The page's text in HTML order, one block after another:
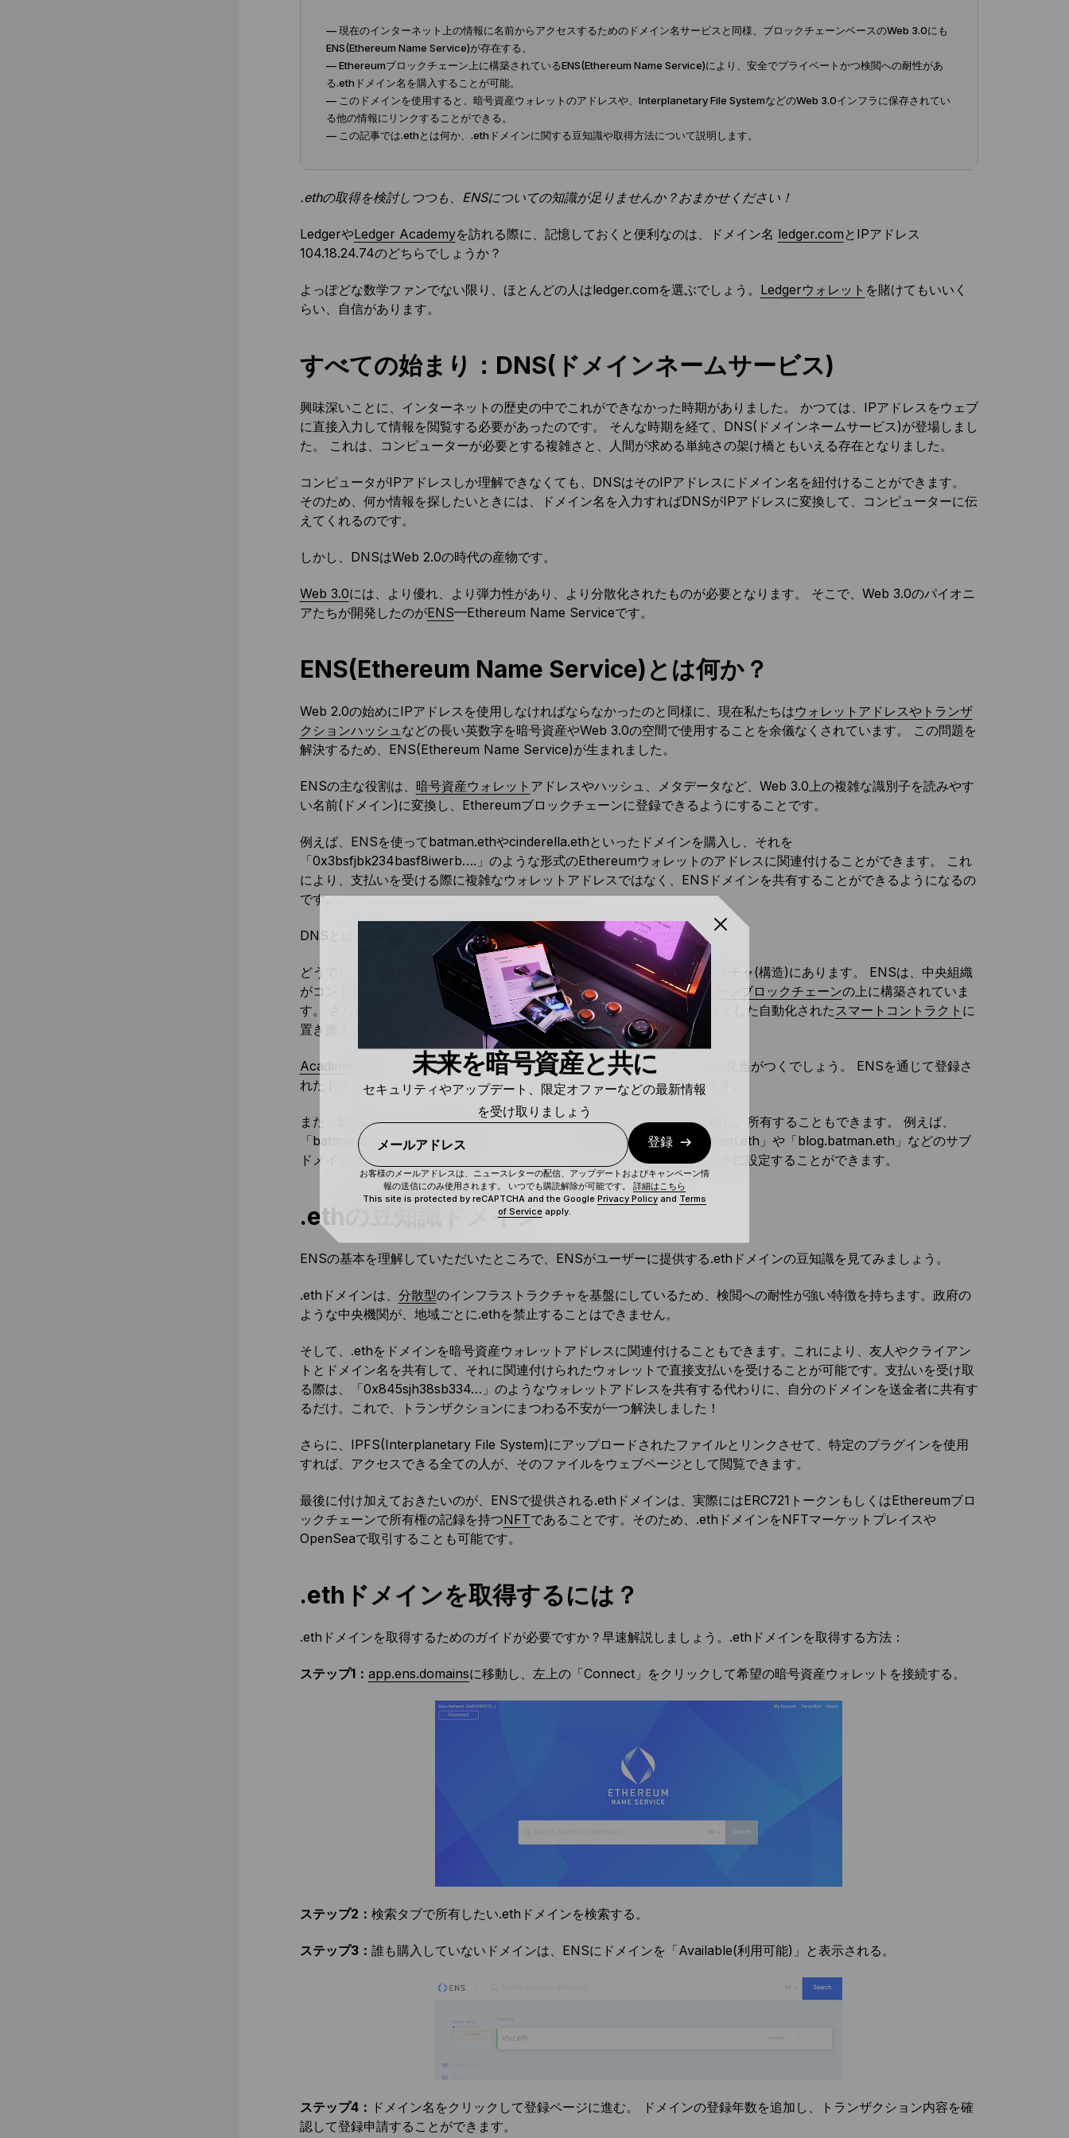
— 現在のインターネット上の情報に名前からアクセスするためのドメイン名サービスと同様、ブロックチェーンベースのWeb 3.0にも
ENS(Ethereum Name Service)が存在する。
— Ethereumブロックチェーン上に構築されているENS(Ethereum Name Service)により、安全でプライベートかつ検閲への耐性があ
る.ethドメイン名を購入することが可能。
— このドメインを使用すると、暗号資産ウォレットのアドレスや、Interplanetary File SystemなどのWeb 3.0インフラに保存されてい
る他の情報にリンクすることができる。
— この記事では.ethとは何か、.ethドメインに関する豆知識や取得方法について説明します。
.ethの取得を検討しつつも、ENSについての知識が足りませんか？おまかせください！
LedgerやLedger Academyを訪れる際に、記憶しておくと便利なのは、ドメイン名 ledger.com とIPアドレス
104.18.24.74のどちらでしょうか？
よっぽどな数学ファンでない限り、ほとんどの人はledger.comを選ぶでしょう。 Ledgerウォレット を賭けてもいいく
らい、自信があります。
すべての始まり：DNS(ドメインネームサービス)
興味深いことに、インターネットの歴史の中でこれができなかった時期がありました。 かつては、IPアドレスをウェブ
に直接入力して情報を閲覧する必要があったのです。 そんな時期を経て、DNS(ドメインネームサービス)が登場しまし
た。 これは、コンピューターが必要とする複雑さと、人間が求める単純さの架け橋ともいえる存在となりました。
コンピュータがIPアドレスしか理解できなくても、DNSはそのIPアドレスにドメイン名を紐付けることができます。
そのため、何か情報を探したいときには、ドメイン名を入力すればDNSがIPアドレスに変換して、コンピューターに伝
えてくれるのです。
しかし、DNSはWeb 2.0の時代の産物です。
Web 3.0には、より優れ、より弾力性があり、より分散化されたものが必要となります。 そこで、Web 3.0のパイオニ
アたちが開発したのがENS—Ethereum Name Serviceです。
ENS(Ethereum Name Service)とは何か？
Web 2.0の始めにIPアドレスを使用しなければならなかったのと同様に、現在私たちはウォレットアドレスやトランザ
クションハッシュなどの長い英数字を暗号資産やWeb 3.0の空間で使用することを余儀なくされています。 この問題を
解決するため、ENS(Ethereum Name Service)が生まれました。
ENSの主な役割は、 暗号資産ウォレット アドレスやハッシュ、メタデータなど、Web 3.0上の複雑な識別子を読みやす
い名前(ドメイン)に変換し、Ethereumブロックチェーンに登録できるようにすることです。
例えば、ENSを使ってbatman.ethやcinderella.ethといったドメインを購入し、それを
「0x3bsfjbk234basf8iwerb….」のような形式のEthereumウォレットのアドレスに関連付けることができます。 これ
により、支払いを受ける際に複雑なウォレットアドレスではなく、ENSドメインを共有することができるようになるの
です。
DNSとほとんど変わらない仕組みに思えませんか？
どうでしょうか。 ただし、ENSとDNSの違いは、その基本的なアーキテクチャ(構造)にあります。 ENSは、中央組織
がコントロールしない分散型ネットワークであるEthereumブロックチェーンブロックチェーンの上に構築されていま
す。 さらに、ENSは手動で操作・管理するシステムを、Ethereumベースとした自動化されたスマートコントラクト に
置き換えます。
Academy
の記事をお読みになった方は、それがどんな違いを引き起こすか見当がつくでしょう。 ENSを通じて登録さ
れたドメインは、よりプライベートで安全、かつ検閲に強いものとなります。
また、ENSのドメインを所有することで、そのサブドメインを簡単に作成し、所有することもできます。 例えば、
「batman.eth」を所有していたとしましょう。その場合、「donate.batman.eth」や「blog.batman.eth」などのサブ
ドメインを作成し、寄付の受付やバットマンの日々のブログを共有するように設定することができます。
.ethの豆知識ドメイン
ENSの基本を理解していただいたところで、ENSがユーザーに提供する.ethドメインの豆知識を見てみましょう。
.ethドメインは、 分散型のインフラストラクチャを基盤にしているため、検閲への耐性が強い特徴を持ちます。政府の
ような中央機関が、地域ごとに.ethを禁止することはできません。
そして、.ethをドメインを暗号資産ウォレットアドレスに関連付けることもできます。これにより、友人やクライアン
トとドメイン名を共有して、それに関連付けられたウォレットで直接支払いを受けることが可能です。支払いを受け取
る際は、「0x845sjh38sb334…」のようなウォレットアドレスを共有する代わりに、自分のドメインを送金者に共有す
るだけ。これで、トランザクションにまつわる不安が一つ解決しました！
さらに、IPFS(Interplanetary File System)にアップロードされたファイルとリンクさせて、特定のプラグインを使用
すれば、アクセスできる全ての人が、そのファイルをウェブページとして閲覧できます。
最後に付け加えておきたいのが、ENSで提供される.ethドメインは、実際にはERC721トークンもしくはEthereumブロ
ックチェーンで所有権の記録を持つNFTであることです。そのため、.ethドメインをNFTマーケットプレイスや
OpenSeaで取引することも可能です。
.ethドメインを取得するには？
.ethドメインを取得するためのガイドが必要ですか？早速解説しましょう。.ethドメインを取得する方法：
ステップ1： app.ens.domainsに移動し、左上の「Connect」をクリックして希望の暗号資産ウォレットを接続する。
ステップ2： 検索タブで所有したい.ethドメインを検索する。
ステップ3： 誰も購入していないドメインは、ENSにドメインを「Available(利用可能)」と表示される。
ステップ4： ドメイン名をクリックして登録ページに進む。 ドメインの登録年数を追加し、トランザクション内容を確
認して登録申請することができます。
未来を暗号資産と共に
セキュリティやアップデート、限定オファーなどの最新情報
を受け取りましょう
メールアドレス 登録
お客様のメールアドレスは、ニュースレターの配信、アップデートおよびキャンペーン情
報の送信にのみ使用されます。 いつでも購読解除が可能です。 詳細はこちら
This site is protected by reCAPTCHA and the Google Privacy Policy and Terms
of Service apply.